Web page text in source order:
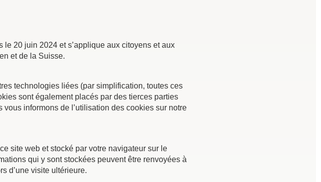
20 juin 2024 et s’applique aux citoyens et aux
et de la Suisse.
technologies liées (par simplification, toutes ces
sont également placés par des tierces parties
informons de l’utilisation des cookies sur notre
site web et stocké par votre navigateur sur le
qui y sont stockées peuvent être renvoyées à
d’une visite ultérieure.